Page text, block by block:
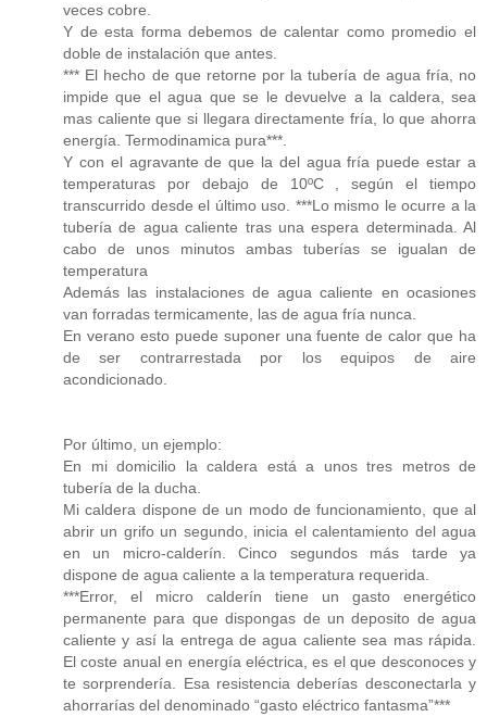
veces cobre.
Y de esta forma debemos de calentar como promedio el
doble de instalación que antes.
*** El hecho de que retorne por la tubería de agua fría, no
impide que el agua que se le devuelve a la caldera, sea
mas caliente que si llegara directamente fría, lo que ahorra
energía. Termodinamica pura***.
Y con el agravante de que la del agua fría puede estar a
temperaturas por debajo de 10ºC , según el tiempo
transcurrido desde el último uso. ***Lo mismo le ocurre a la
tubería de agua caliente tras una espera determinada. Al
cabo de unos minutos ambas tuberías se igualan de
temperatura
Además las instalaciones de agua caliente en ocasiones
van forradas termicamente, las de agua fría nunca.
En verano esto puede suponer una fuente de calor que ha
de ser contrarrestada por los equipos de aire
acondicionado.
Por último, un ejemplo:
En mi domicilio la caldera está a unos tres metros de
tubería de la ducha.
Mi caldera dispone de un modo de funcionamiento, que al
abrir un grifo un segundo, inicia el calentamiento del agua
en un micro-calderín. Cinco segundos más tarde ya
dispone de agua caliente a la temperatura requerida.
***Error, el micro calderín tiene un gasto energético
permanente para que dispongas de un deposito de agua
caliente y así la entrega de agua caliente sea mas rápida.
El coste anual en energía eléctrica, es el que desconoces y
te sorprendería. Esa resistencia deberías desconectarla y
ahorrarías del denominado “gasto eléctrico fantasma”***